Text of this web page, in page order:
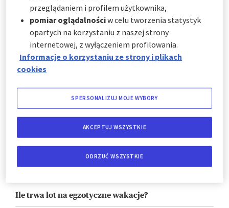
Winiety w Europie: kiedy trzeba je mieć, gdzie je
kupić i ile kosztują?
05. 11. 2024
Jak najlepiej wykorzystać święta i długie weekendy,
aby mieć dodatkowy urlop w 2025 roku?
8 najlepszych ośrodków narciarskich w Czechach
22. 10. 2024
Sri Lanka bez wizy od października 2024
Ile trwa lot na egzotyczne wakacje?
przeglądaniem i profilem użytkownika,
pomiar oglądalnościw celu tworzenia statystyk
opartych na korzystaniu z naszej strony
internetowej, z wyłączeniem profilowania.
Informacje o korzystaniu ze strony i plikach
cookies
SPERSONALIZUJ MOJE WYBORY
ODRZUĆ WSZYSTKIE
AKCEPTUJ WSZYSTKIE